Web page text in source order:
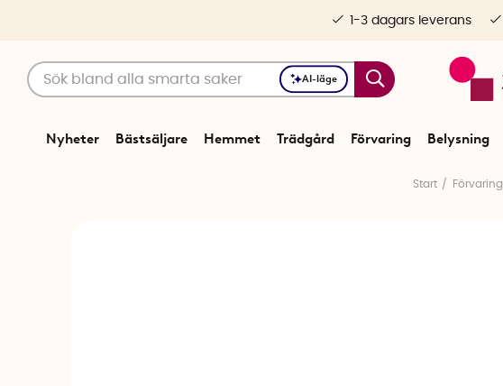
AI-läge
Nyheter Bästsäljare Hemmet Trädgård Förvaring Belysning
1-3 dagars leverans
Start Förvaring